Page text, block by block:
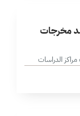
مخرجات
الدراسات